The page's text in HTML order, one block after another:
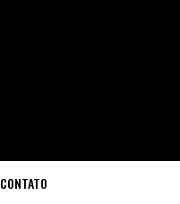
CONTATO